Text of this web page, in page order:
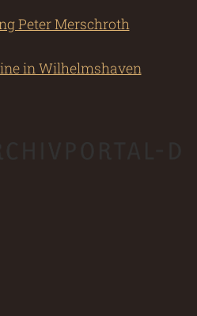
Peter Merschroth
in Wilhelmshaven